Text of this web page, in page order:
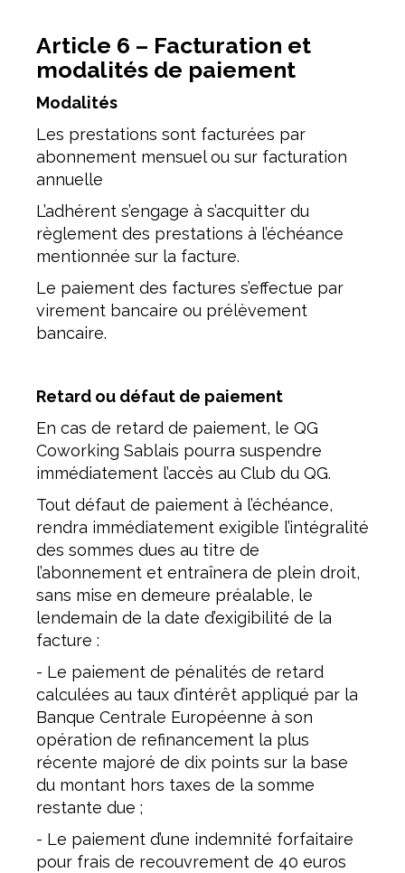
Article 6 – Facturation et
modalités de paiement
Modalités
Les prestations sont facturées par
abonnement mensuel ou sur facturation
annuelle
L’adhérent s’engage à s’acquitter du
règlement des prestations à l’échéance
mentionnée sur la facture.
Le paiement des factures s’effectue par
virement bancaire ou prélèvement
bancaire.
Retard ou défaut de paiement
En cas de retard de paiement, le QG
Coworking Sablais pourra suspendre
immédiatement l’accès au Club du QG.
Tout défaut de paiement à l’échéance,
rendra immédiatement exigible l’intégralité
des sommes dues au titre de
l’abonnement et entraînera de plein droit,
sans mise en demeure préalable, le
lendemain de la date d’exigibilité de la
facture :
- Le paiement de pénalités de retard
calculées au taux d’intérêt appliqué par la
Banque Centrale Européenne à son
opération de refinancement la plus
récente majoré de dix points sur la base
du montant hors taxes de la somme
restante due ;
- Le paiement d’une indemnité forfaitaire
pour frais de recouvrement de 40 euros